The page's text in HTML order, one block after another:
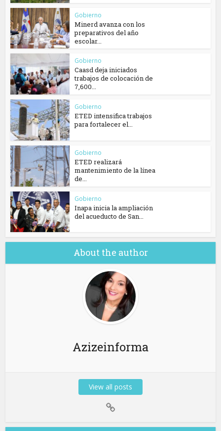
Gobierno
Minerd avanza con los
preparativos del año
escolar...
Gobierno
Caasd deja iniciados
trabajos de colocación de
7,600...
Gobierno
ETED intensifica trabajos
para fortalecer el...
Gobierno
ETED realizará
mantenimiento de la línea
de...
Gobierno
Inapa inicia la ampliación
del acueducto de San...
About the author
Azizeinforma
View all posts